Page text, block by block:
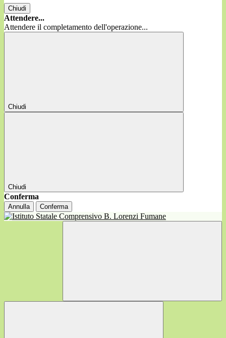
Chiudi
Attendere...
Attendere il completamento dell'operazione...
Chiudi
Chiudi
Conferma
Annulla Conferma